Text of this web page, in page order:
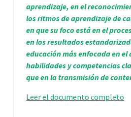
aprendizaje, en el
los ritmos de aprendizaje de
en que su foco está en el
en los resultados
educación más enfocada en el
habilidades y competencias
que en la transmisión de
Leer el documento completo